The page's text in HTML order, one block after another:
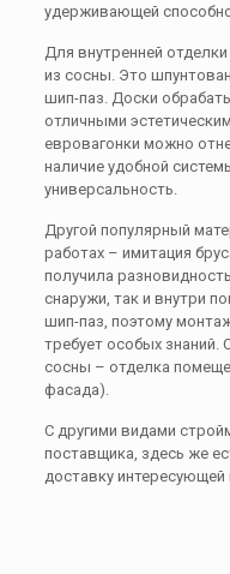
удерживающей
Для внутренней
из сосны. Это
шип-паз. Доски
отличными
евровагонки можно
наличие удобной
универсальность.
Другой популярный
работах – имитация
получила
снаружи, так и внутри
шип-паз, поэтому
требует особых знаний.
сосны – отделка
фасада).
С другими видами
поставщика, здесь же
доставку